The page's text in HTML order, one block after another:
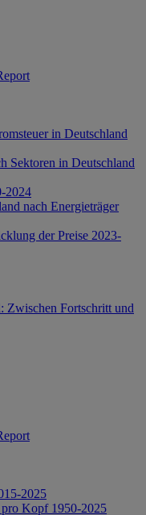
in Deutschland
Sektoren in Deutschland
2024
nach Energieträger
der Preise 2023-
Zwischen Fortschritt und
2025
Kopf 1950-2025